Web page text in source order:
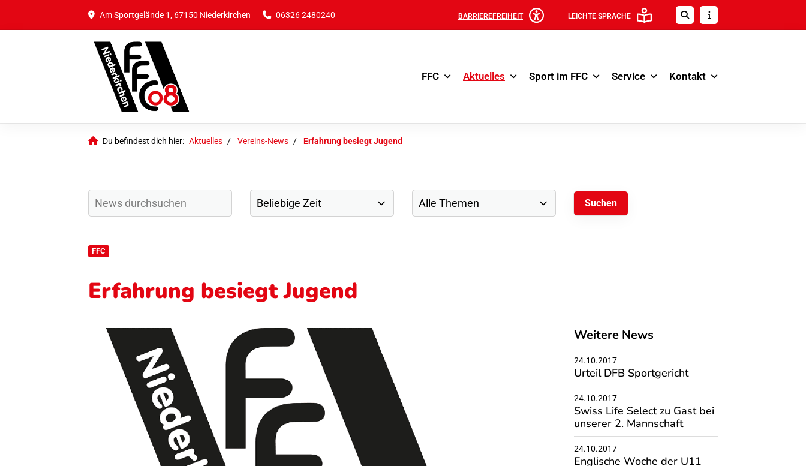
Am Sportgelände 1, 67150 Niederkirchen 06326 2480240 BARRIEREFREIHEIT LEICHTE SPRACHE
FFC Aktuelles Sport im FFC Service Kontakt
Du befindest dich hier: Aktuelles Vereins-News Erfahrung besiegt Jugend
FFC
Erfahrung besiegt Jugend
Weitere News
24.10.2017
Urteil DFB Sportgericht
24.10.2017
Swiss Life Select zu Gast bei
unserer 2. Mannschaft
24.10.2017
Englische Woche der U11